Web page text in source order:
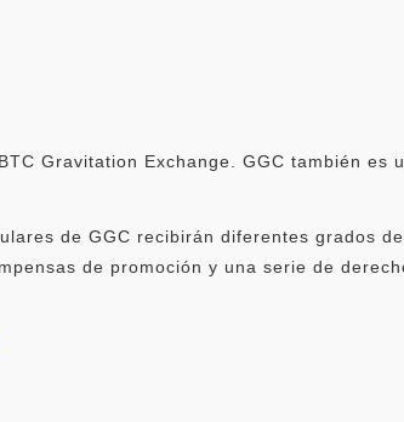
Gravitation Exchange. GGC también es
de GGC recibirán diferentes grados
de promoción y una serie de